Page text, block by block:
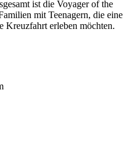
ist die Voyager of the
mit Teenagern, die eine
Kreuzfahrt erleben möchten.